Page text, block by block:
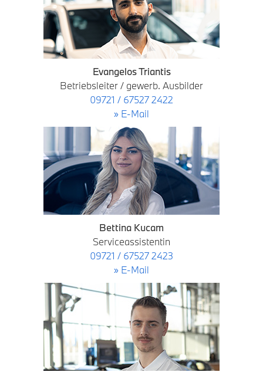
Evangelos Triantis
Betriebsleiter / gewerb. Ausbilder
09721 / 67527 2422
» E-Mail
Bettina Kucam
Serviceassistentin
09721 / 67527 2423
» E-Mail